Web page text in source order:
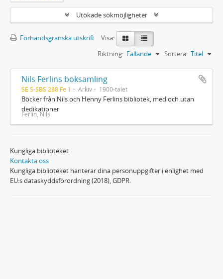
Utökade sökmöjligheter
Förhandsgranska utskrift
Visa:
Sortera: Titel
Riktning: Fallande
Nils Ferlins boksamling
SE S-SBS 288 Fe 1 Arkiv 1900-talet
Böcker från Nils och Henny Ferlins bibliotek, med och utan
dedikationer
Ferlin, Nils
Kungliga biblioteket
Kontakta oss
Kungliga biblioteket hanterar dina personuppgifter i enlighet med
EU:s dataskyddsförordning (2018), GDPR.